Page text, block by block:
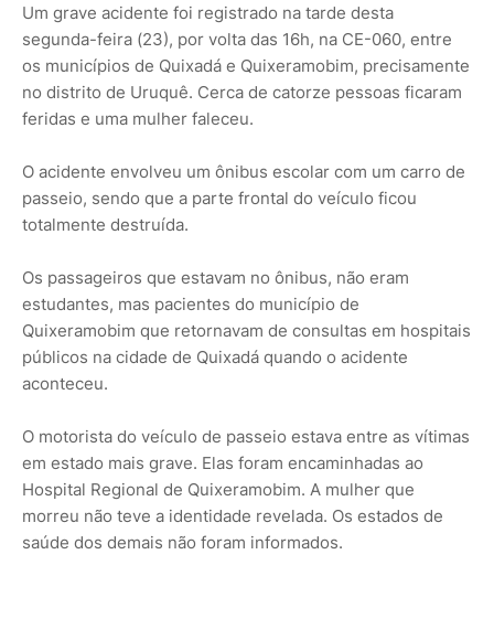
Um grave acidente foi registrado na tarde desta
segunda-feira (23), por volta das 16h, na CE-060, entre
os municípios de Quixadá e Quixeramobim, precisamente
no distrito de Uruquê. Cerca de catorze pessoas ficaram
feridas e uma mulher faleceu.
O acidente envolveu um ônibus escolar com um carro de
passeio, sendo que a parte frontal do veículo ficou
totalmente destruída.
Os passageiros que estavam no ônibus, não eram
estudantes, mas pacientes do município de
Quixeramobim que retornavam de consultas em hospitais
públicos na cidade de Quixadá quando o acidente
aconteceu.
O motorista do veículo de passeio estava entre as vítimas
em estado mais grave. Elas foram encaminhadas ao
Hospital Regional de Quixeramobim. A mulher que
morreu não teve a identidade revelada. Os estados de
saúde dos demais não foram informados.